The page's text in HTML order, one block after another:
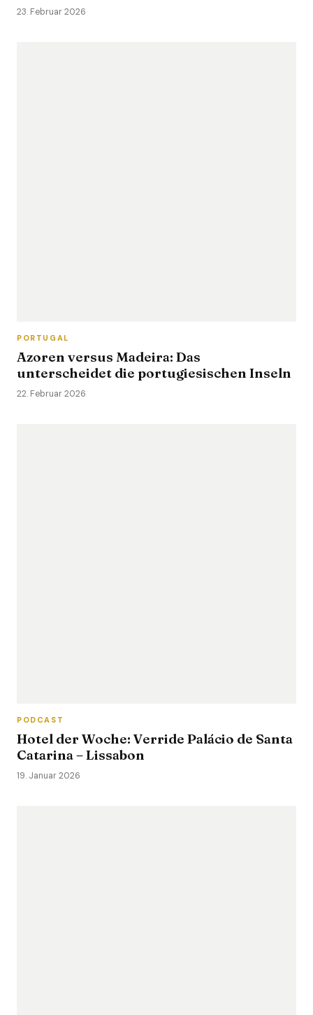
23. Februar 2026
PORTUGAL
Azoren versus Madeira: Das
unterscheidet die portugiesischen Inseln
22. Februar 2026
PODCAST
Hotel der Woche: Verride Palácio de Santa
Catarina – Lissabon
19. Januar 2026